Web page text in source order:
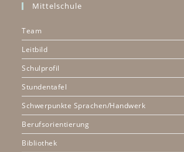
Mittelschule
Team
Leitbild
Schulprofil
Stundentafel
Schwerpunkte Sprachen/Handwerk
Berufsorientierung
Bibliothek